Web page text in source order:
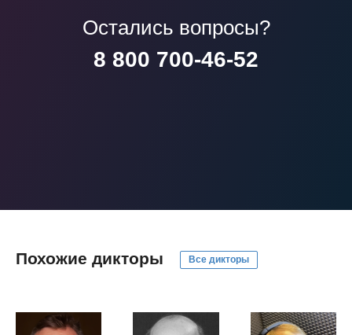
Остались вопросы?
8 800 700-46-52
Похожие дикторы Все дикторы